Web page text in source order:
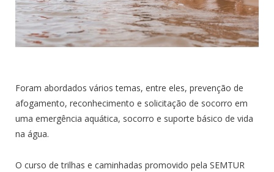
Foram abordados vários temas, entre eles, prevenção de
afogamento, reconhecimento e solicitação de socorro em
uma emergência aquática, socorro e suporte básico de vida
na água.
O curso de trilhas e caminhadas promovido pela SEMTUR